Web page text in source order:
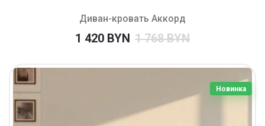
Диван-кровать Аккорд
1 420 BYN 1 768 BYN
Новинка